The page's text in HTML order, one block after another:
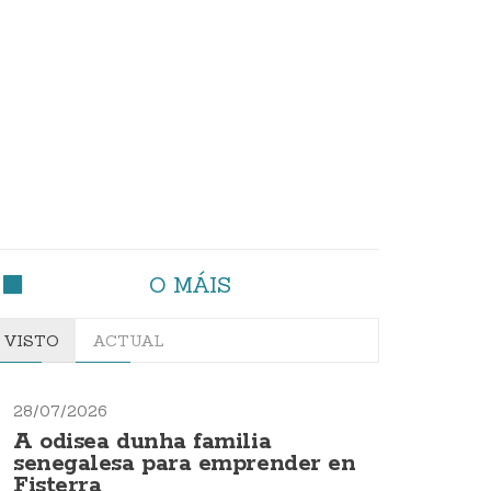
O MÁIS
VISTO ACTUAL
28/07/2026
A odisea dunha familia
senegalesa para emprender en